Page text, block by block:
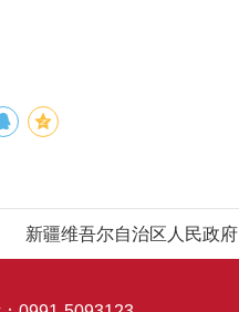
新疆维吾尔自治区人民政府